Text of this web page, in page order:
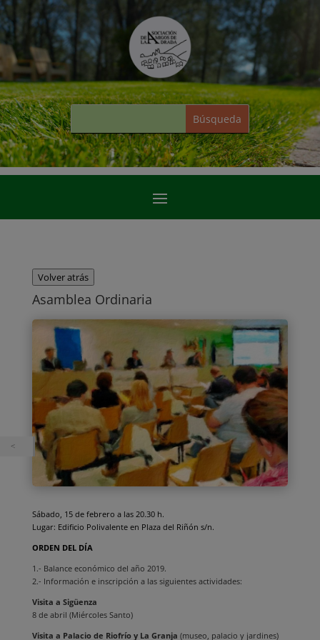
Volver atrás
Asamblea Ordinaria
Sábado, 15 de febrero a las 20.30 h.
Lugar: Edificio Polivalente en Plaza del Riñón s/n.
ORDEN DEL DÍA
1.- Balance económico del año 2019.
2.- Información e inscripción a las siguientes actividades:
Visita a Sigüenza
8 de abril (Miércoles Santo)
Visita a Palacio de Riofrío y La Granja (museo, palacio y jardines)